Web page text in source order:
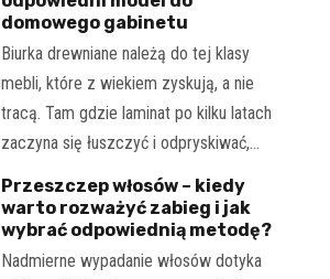
domowego gabinetu
Biurka drewniane należą do tej klasy
mebli, które z wiekiem zyskują, a nie
tracą. Tam gdzie laminat po kilku latach
zaczyna się łuszczyć i odpryskiwać,…
Przeszczep włosów – kiedy
warto rozważyć zabieg i jak
wybrać odpowiednią metodę?
Nadmierne wypadanie włosów dotyka